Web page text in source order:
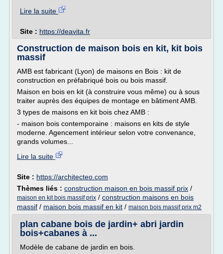
Lire la suite
Site : https://deavita.fr
Construction de maison bois en kit, kit bois
massif
AMB est fabricant (Lyon) de maisons en Bois : kit de
construction en préfabriqué bois ou bois massif.
Maison en bois en kit (à construire vous même) ou à sous
traiter auprès des équipes de montage en bâtiment AMB.
3 types de maisons en kit bois chez AMB :
- maison bois contemporaine : maisons en kits de style
moderne. Agencement intérieur selon votre convenance,
grands volumes...
Lire la suite
Site : https://architecteo.com
Thèmes liés : construction maison en bois massif prix /
maison en kit bois massif prix / construction maisons en bois
massif / maison bois massif en kit / maison bois massif prix m2
plan cabane bois de jardin+ abri jardin
bois+cabanes à ...
Modèle de cabane de jardin en bois.